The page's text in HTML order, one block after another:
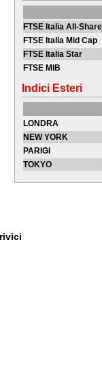
FTSE Italia All-Share
FTSE Italia Mid Cap
FTSE Italia Star
FTSE MIB
Indici Esteri
LONDRA
NEW YORK
PARIGI
TOKYO